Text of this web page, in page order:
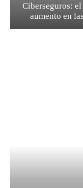
Ciberseguros:
aumento en